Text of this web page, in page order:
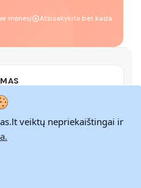
mėnesį Atsisakykite bet kada
su pinigų
veiktų nepriekaištingai ir